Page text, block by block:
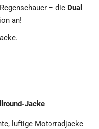
– die Dual
an!
Jacke
luftige Motorradjacke